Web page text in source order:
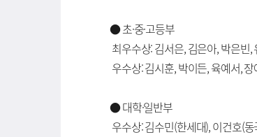
● 초·중·고등부
최우수상: 김서은, 김은아, 박은빈
우수상: 김시훈, 박이든, 육예서,
● 대학·일반부
우수상: 김수민(한세대), 이건호(